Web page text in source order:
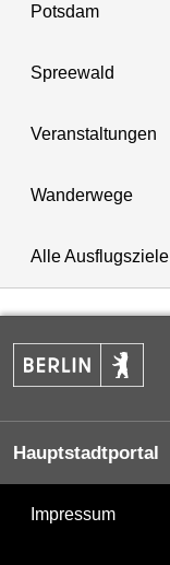
Potsdam
Spreewald
Veranstaltungen
Wanderwege
Alle Ausflugsziele
Hauptstadtportal
Impressum